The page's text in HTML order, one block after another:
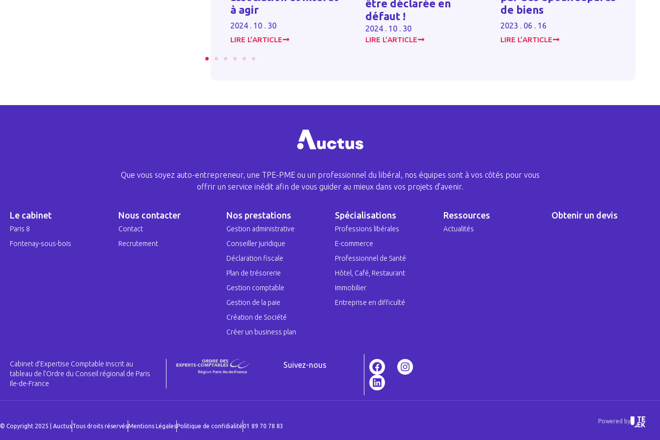
à agir
2024 . 10 . 30
LIRE L’ARTICLE
être déclarée en
défaut !
2024 . 10 . 30
LIRE L’ARTICLE
de biens
2023 . 06 . 16
LIRE L’ARTICLE
Que vous soyez auto-entrepreneur, une TPE-PME ou un professionnel du libéral, nos équipes sont à vos côtés pour vous
offrir un service inédit afin de vous guider au mieux dans vos projets d’avenir.
Le cabinet
Paris 8
Fontenay-sous-bois
Nous contacter
Contact
Recrutement
Nos prestations
Gestion administrative
Conseiller juridique
Déclaration fiscale
Plan de trésorerie
Gestion comptable
Gestion de la paie
Création de Société
Créer un business plan
Spécialisations
Professions libérales
E-commerce
Professionnel de Santé
Hôtel, Café, Restaurant
Immobilier
Entreprise en difficulté
Ressources
Actualités
Obtenir un devis
Cabinet d’Expertise Comptable inscrit au
tableau de l’Ordre du Conseil régional de Paris
Ile-de-France
Suivez-nous
© Copyright 2025 | AuctusTous droits réservésMentions LégalesPolitique de confidialité01 89 70 78 83
Powered by